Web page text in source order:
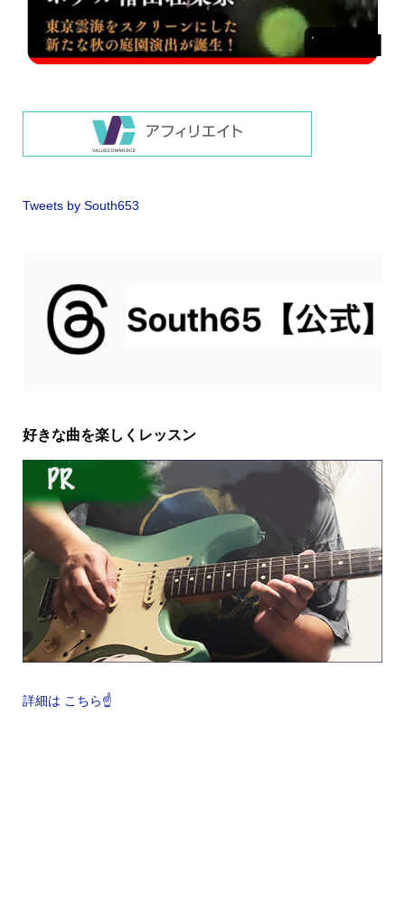
Tweets by South653
好きな曲を楽しくレッスン
詳細は こちら☝️